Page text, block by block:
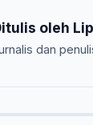
oleh
dan